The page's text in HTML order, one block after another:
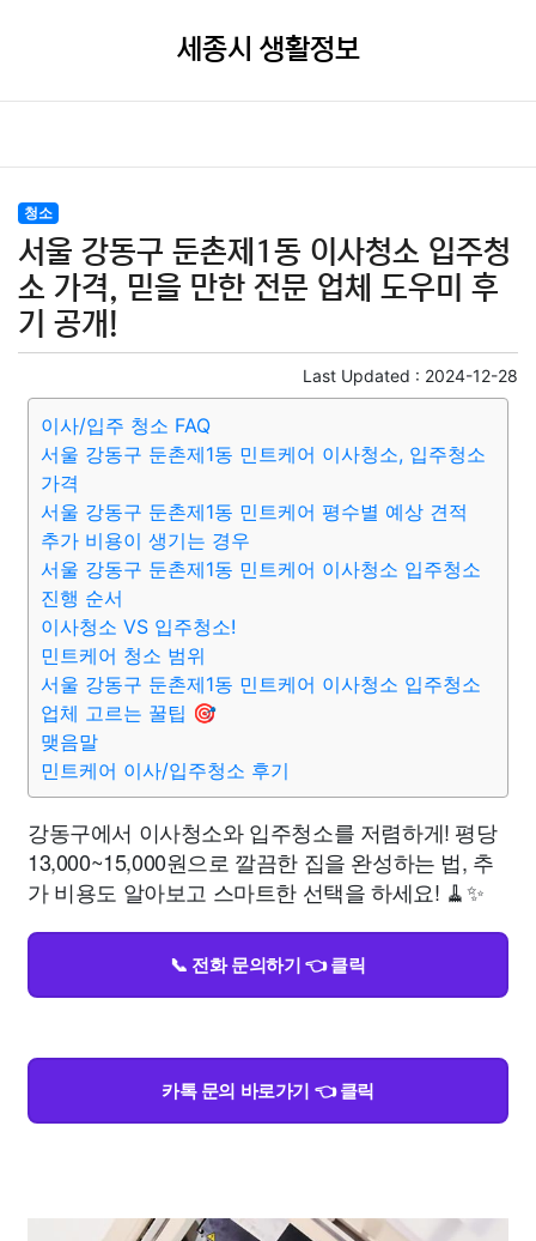
세종시 생활정보
청소
서울 강동구 둔촌제1동 이사청소 입주청
소 가격, 믿을 만한 전문 업체 도우미 후
기 공개!
Last Updated : 2024-12-28
이사/입주 청소 FAQ
서울 강동구 둔촌제1동 민트케어 이사청소, 입주청소
가격
서울 강동구 둔촌제1동 민트케어 평수별 예상 견적
추가 비용이 생기는 경우
서울 강동구 둔촌제1동 민트케어 이사청소 입주청소
진행 순서
이사청소 VS 입주청소!
민트케어 청소 범위
서울 강동구 둔촌제1동 민트케어 이사청소 입주청소
업체 고르는 꿀팁 🎯
맺음말
민트케어 이사/입주청소 후기
강동구에서 이사청소와 입주청소를 저렴하게! 평당
13,000~15,000원으로 깔끔한 집을 완성하는 법, 추
가 비용도 알아보고 스마트한 선택을 하세요! 🧹✨
📞 전화 문의하기 👈 클릭
카톡 문의 바로가기 👈 클릭